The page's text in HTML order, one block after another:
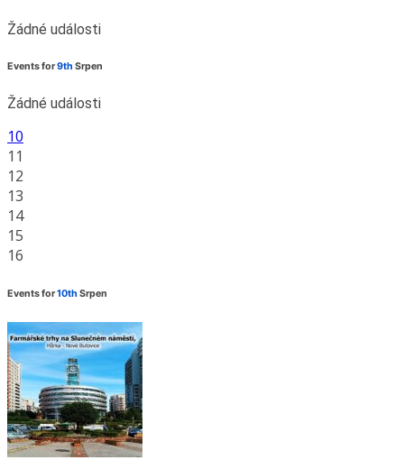
Žádné události
Events for9th Srpen
Žádné události
10
11
12
13
14
15
16
Events for10th Srpen